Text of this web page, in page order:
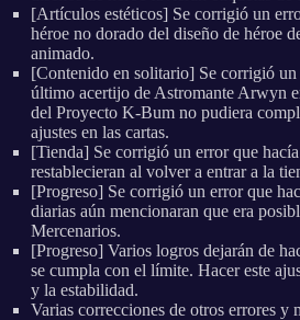
[Artículos estéticos] Se corrigió un
héroe no dorado del diseño de héroe
animado.
[Contenido en solitario] Se corrigió un
último acertijo de Astromante Arwyn
del Proyecto K-Bum no pudiera
ajustes en las cartas.
[Tienda] Se corrigió un error que
restablecieran al volver a entrar a la
[Progreso] Se corrigió un error que
diarias aún mencionaran que era
Mercenarios.
[Progreso] Varios logros dejarán de
se cumpla con el límite. Hacer este
y la estabilidad.
Varias correcciones de otros errores y